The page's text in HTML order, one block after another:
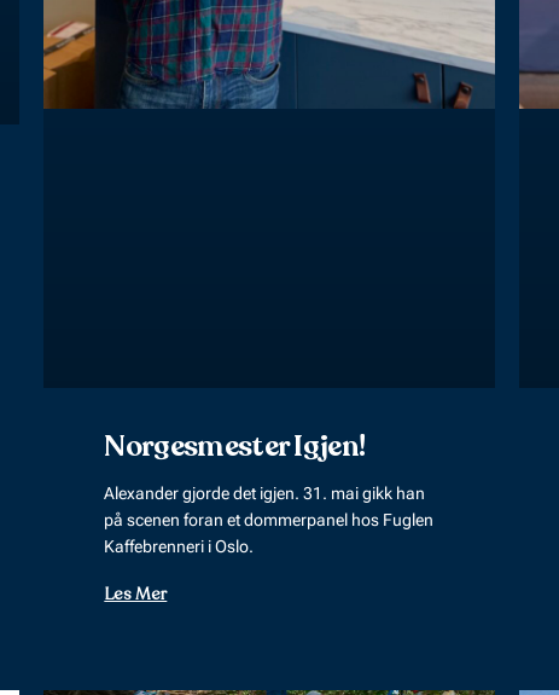
Norgesmester Igjen!
Alexander gjorde det igjen. 31. mai gikk han
på scenen foran et dommerpanel hos Fuglen
Kaffebrenneri i Oslo.
Les Mer